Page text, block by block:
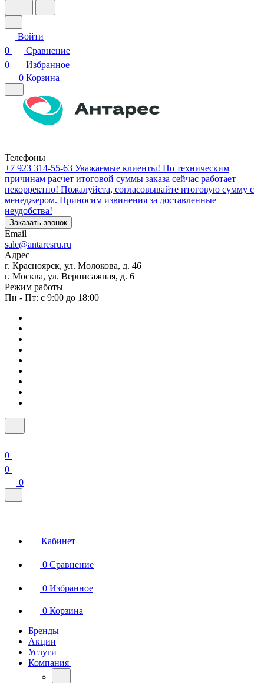
Войти
0
Сравнение
0
Избранное
0 Корзина
Телефоны
+7 923 314-55-63 Уважаемые клиенты! По техническим
причинам расчет итоговой суммы заказа сейчас работает
некорректно! Пожалуйста, согласовывайте итоговую сумму с
менеджером. Приносим извинения за доставленные
неудобства!
Заказать звонок
Email
sale@antaresru.ru
Адрес
г. Красноярск, ул. Молокова, д. 46
г. Москва, ул. Вернисажная, д. 6
Режим работы
Пн - Пт: с 9:00 до 18:00
0
0
0
Кабинет
0 Сравнение
0 Избранное
0 Корзина
Бренды
Акции
Услуги
Компания